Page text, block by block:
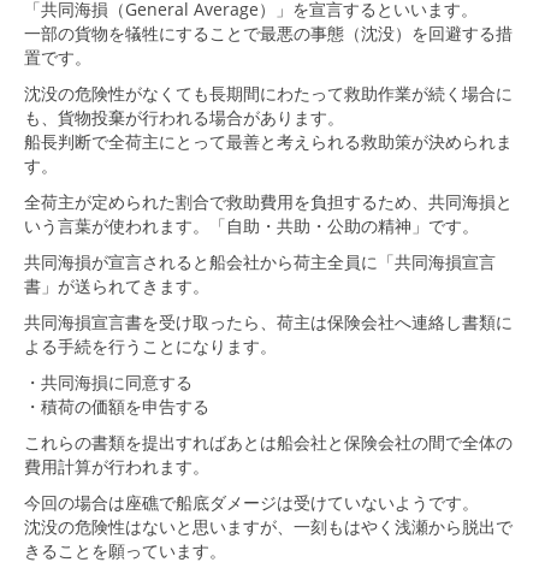
「共同海損（General Average）」を宣言するといいます。
一部の貨物を犠牲にすることで最悪の事態（沈没）を回避する措
置です。
沈没の危険性がなくても長期間にわたって救助作業が続く場合に
も、貨物投棄が行われる場合があります。
船長判断で全荷主にとって最善と考えられる救助策が決められま
す。
全荷主が定められた割合で救助費用を負担するため、共同海損と
いう言葉が使われます。「自助・共助・公助の精神」です。
共同海損が宣言されると船会社から荷主全員に「共同海損宣言
書」が送られてきます。
共同海損宣言書を受け取ったら、荷主は保険会社へ連絡し書類に
よる手続を行うことになります。
・共同海損に同意する
・積荷の価額を申告する
これらの書類を提出すればあとは船会社と保険会社の間で全体の
費用計算が行われます。
今回の場合は座礁で船底ダメージは受けていないようです。
沈没の危険性はないと思いますが、一刻もはやく浅瀬から脱出で
きることを願っています。